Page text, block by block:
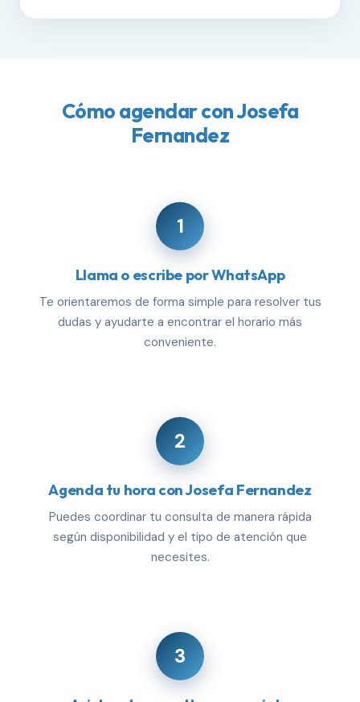
Cómo agendar con Josefa
Fernandez
1
Llama o escribe por WhatsApp
Te orientaremos de forma simple para resolver tus
dudas y ayudarte a encontrar el horario más
conveniente.
2
Agenda tu hora con Josefa Fernandez
Puedes coordinar tu consulta de manera rápida
según disponibilidad y el tipo de atención que
necesites.
3